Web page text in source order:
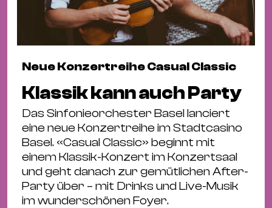
Neue Konzertreihe Casual Classic
Klassik kann auch Party
Das Sinfonieorchester Basel lanciert
eine neue Konzertreihe im Stadtcasino
Basel. «Casual Classic» beginnt mit
einem Klassik-Konzert im Konzertsaal
und geht danach zur gemütlichen After-
Party über – mit Drinks und Live-Musik
im wunderschönen Foyer.